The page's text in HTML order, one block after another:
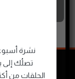
نشرة
تصلُك إلى